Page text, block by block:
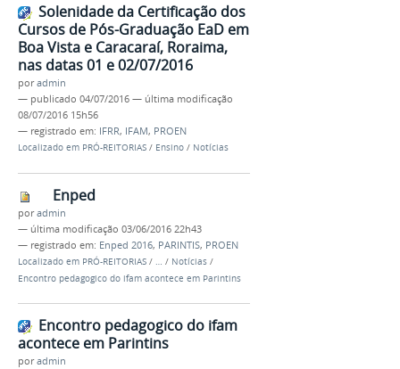
Solenidade da Certificação dos
Cursos de Pós-Graduação EaD em
Boa Vista e Caracaraí, Roraima,
nas datas 01 e 02/07/2016
poradmin
— publicado 04/07/2016 — última modificação
08/07/2016 15h56
— registrado em: IFRR, IFAM, PROEN
Localizado em PRÓ-REITORIAS / Ensino / Notícias
Enped
poradmin
— última modificação 03/06/2016 22h43
— registrado em: Enped 2016, PARINTIS, PROEN
Localizado em PRÓ-REITORIAS / … / Notícias /
Encontro pedagogico do ifam acontece em Parintins
Encontro pedagogico do ifam
acontece em Parintins
poradmin